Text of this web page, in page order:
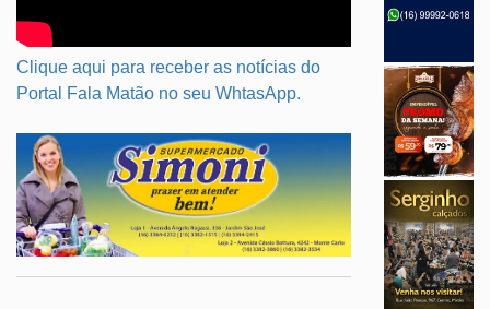
Clique aqui para receber as notícias do
Portal Fala Matão no seu WhtasApp.